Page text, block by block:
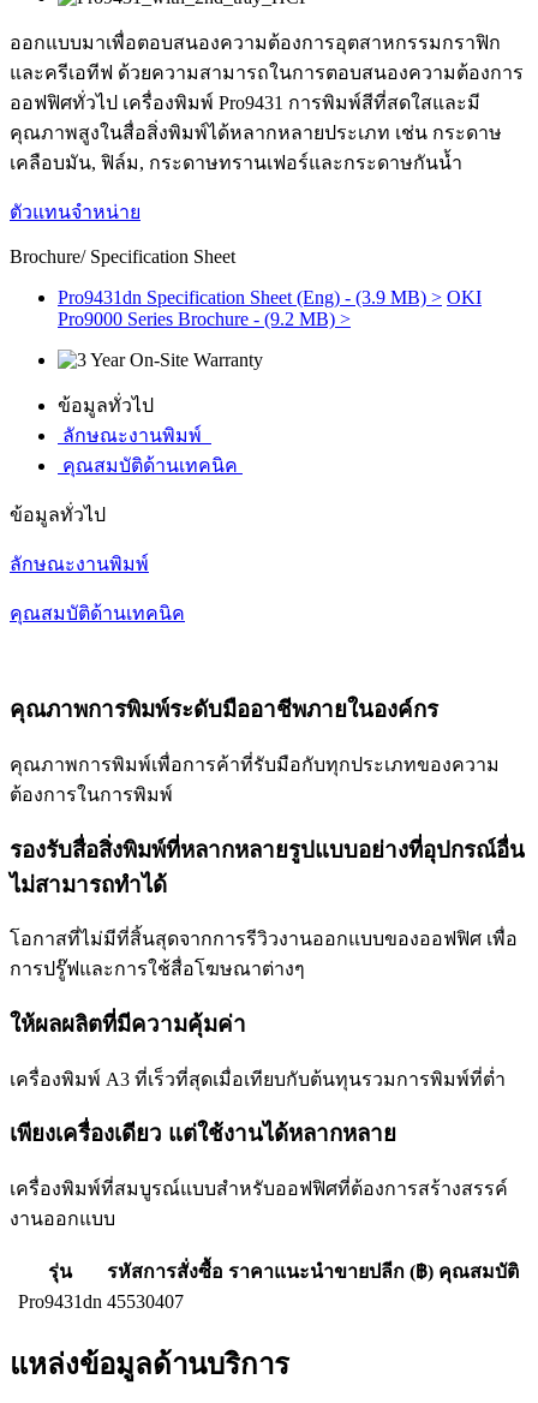
ออกแบบมาเพื่อตอบสนองความต้องการอุตสาหกรรมกราฟิก
และครีเอทีฟ ด้วยความสามารถในการตอบสนองความต้องการ
ออฟฟิศทั่วไป เครื่องพิมพ์ Pro9431 การพิมพ์สีที่สดใสและมี
คุณภาพสูงในสื่อสิ่งพิมพ์ได้หลากหลายประเภท เช่น กระดาษ
เคลือบมัน, ฟิล์ม, กระดาษทรานเฟอร์และกระดาษกันน้ำ
ตัวแทนจำหน่าย
Brochure/ Specification Sheet
Pro9431dn Specification Sheet (Eng) - (3.9 MB) > OKI
Pro9000 Series Brochure - (9.2 MB) >
ข้อมูลทั่วไป
ลักษณะงานพิมพ์
คุณสมบัติด้านเทคนิค
ข้อมูลทั่วไป
ลักษณะงานพิมพ์
คุณสมบัติด้านเทคนิค
คุณภาพการพิมพ์ระดับมืออาชีพภายในองค์กร
คุณภาพการพิมพ์เพื่อการค้าที่รับมือกับทุกประเภทของความ
ต้องการในการพิมพ์
รองรับสื่อสิ่งพิมพ์ที่หลากหลายรูปแบบอย่างที่อุปกรณ์อื่น
ไม่สามารถทำได้
โอกาสที่ไม่มีที่สิ้นสุดจากการรีวิวงานออกแบบของออฟฟิศ เพื่อ
การปรู๊ฟและการใช้สื่อโฆษณาต่างๆ
ให้ผลผลิตที่มีความคุ้มค่า
เครื่องพิมพ์ A3 ที่เร็วที่สุดเมื่อเทียบกับต้นทุนรวมการพิมพ์ที่ต่ำ
เพียงเครื่องเดียว แต่ใช้งานได้หลากหลาย
เครื่องพิมพ์ที่สมบูรณ์แบบสำหรับออฟฟิศที่ต้องการสร้างสรรค์
งานออกแบบ
รุ่น รหัสการสั่งซื้อ ราคาแนะนำขายปลีก (฿) คุณสมบัติ
Pro9431dn 45530407
แหล่งข้อมูลด้านบริการ